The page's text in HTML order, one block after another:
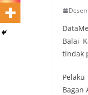
Balai
tindak
Bagan